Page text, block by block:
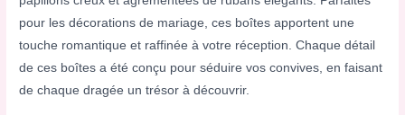
pour les décorations de mariage, ces boîtes apportent une
touche romantique et raffinée à votre réception. Chaque détail
de ces boîtes a été conçu pour séduire vos convives, en faisant
de chaque dragée un trésor à découvrir.